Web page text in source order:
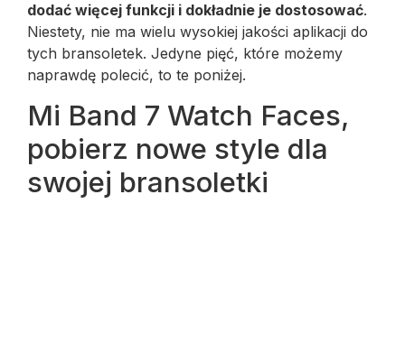
dodać więcej funkcji i dokładnie je dostosować.
Niestety, nie ma wielu wysokiej jakości aplikacji do
tych bransoletek. Jedyne pięć, które możemy
naprawdę polecić, to te poniżej.
Mi Band 7 Watch Faces,
pobierz nowe style dla
swojej bransoletki